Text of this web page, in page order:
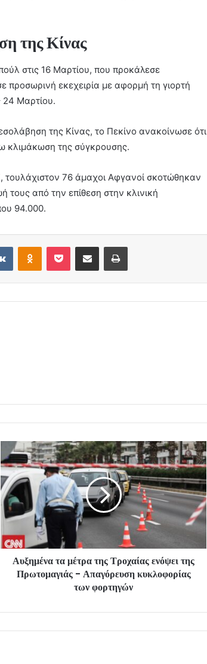
της Κίνας
στις 16 Μαρτίου, που προκάλεσε
εκεχειρία με αφορμή τη γιορτή
24 Μαρτίου.
της Κίνας, το Πεκίνο ανακοίνωσε ότι
κλιμάκωση της σύγκρουσης.
76 άμαχοι Αφγανοί σκοτώθηκαν
από την επίθεση στην κλινική
94.000.
VKontakteOdnoklassniki
Pocket Share via Email Print
Αυξημένα τα μέτρα της Τροχαίας ενόψει της
Πρωτομαγιάς - Απαγόρευση κυκλοφορίας
των φορτηγών